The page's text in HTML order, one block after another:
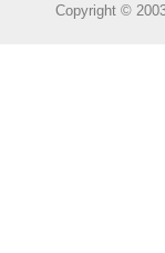
Copyright ©